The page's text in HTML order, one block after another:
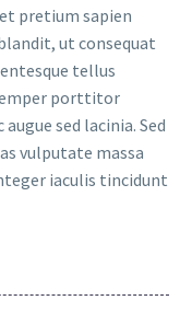
pretium sapien
ut consequat
tellus
porttitor
sed lacinia. Sed
vulputate massa
iaculis tincidunt